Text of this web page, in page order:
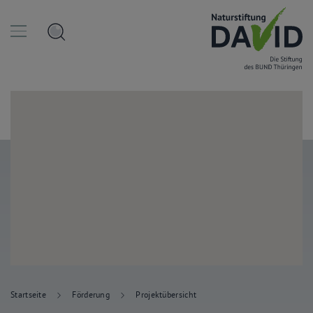
Startseite Förderung Projektübersicht